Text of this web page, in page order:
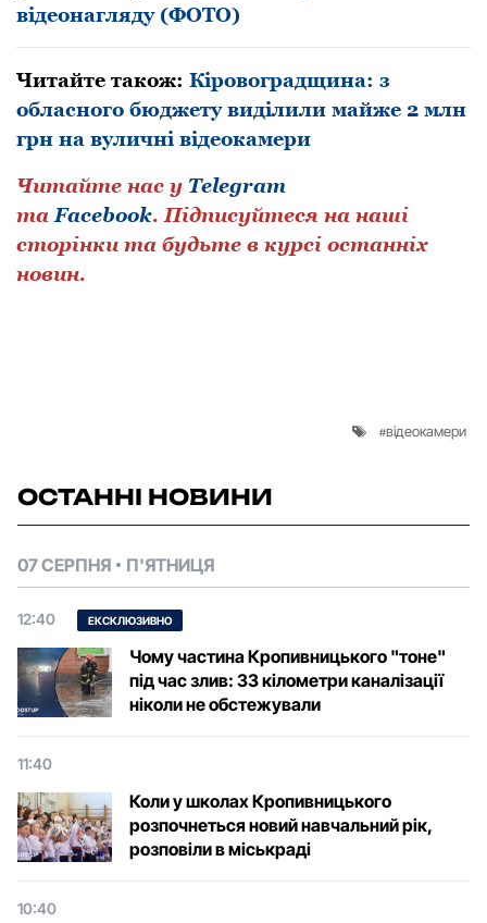
відеонагляду (ФОТО)
Читайте також: Кіровоградщина: з
обласного бюджету виділили майже 2 млн
грн на вуличні відеокамери
Читайте нас у Telegram
та Facebook. Підписуйтеся на наші
сторінки та будьте в курсі останніх
новин.
відеокамери
ОСТАННІ НОВИНИ
07 СЕРПНЯ П'ЯТНИЦЯ
12:40 ЕКСКЛЮЗИВНО
Чому частина Кропивницького "тоне"
під час злив: 33 кілометри каналізації
ніколи не обстежували
11:40
Коли у школах Кропивницького
розпочнеться новий навчальний рік,
розповіли в міськраді
10:40